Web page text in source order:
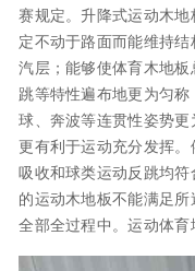
赛规定。升降式运动木地
定不动于路面而能维持
汽层；能够使体育木地
跳等特性遍布地更为匀
球、奔波等连贯性姿势更
更有利于运动充分发挥
吸收和球类运动反跳均
的运动木地板不能满足
全部全过程中。运动体育